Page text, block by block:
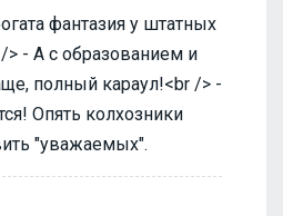
фантазия у штатных
> - А с образованием и
полный караул!<br /> -
Опять колхозники
"уважаемых".